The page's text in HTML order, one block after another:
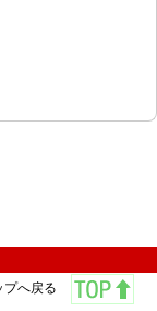
プへ戻る